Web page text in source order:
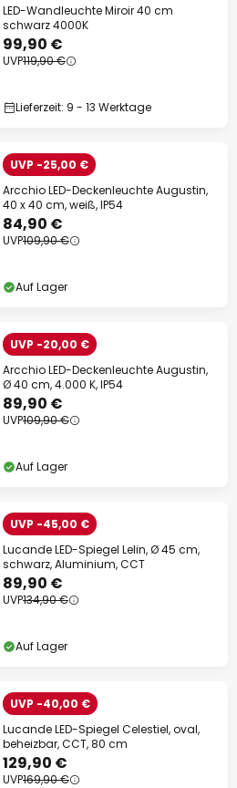
LED-Wandleuchte Miroir 40 cm
schwarz 4000K
99,90 €
UVP119,90 €
Lieferzeit: 9 - 13 Werktage
UVP -25,00 €
Arcchio LED-Deckenleuchte Augustin,
40 x 40 cm, weiß, IP54
84,90 €
UVP109,90 €
Auf Lager
UVP -20,00 €
Arcchio LED-Deckenleuchte Augustin,
Ø 40 cm, 4.000 K, IP54
89,90 €
UVP109,90 €
Auf Lager
UVP -45,00 €
Lucande LED-Spiegel Lelin, Ø 45 cm,
schwarz, Aluminium, CCT
89,90 €
UVP134,90 €
Auf Lager
UVP -40,00 €
Lucande LED-Spiegel Celestiel, oval,
beheizbar, CCT, 80 cm
129,90 €
UVP169,90 €